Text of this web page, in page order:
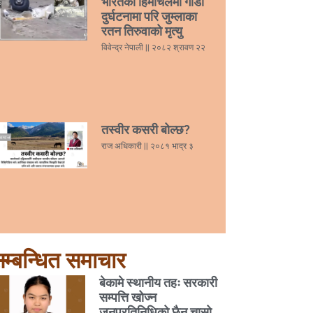
दुर्घटनामा परि जुम्लाका
रतन तिरुवाको मृत्यु
विवेन्द्र नेपाली २०८२ श्रावण २२
तस्वीर कसरी बोल्छ?
राज अधिकारी २०८१ भाद्र ३
समाचार
बेकामे स्थानीय तहः सरकारी
सम्पत्ति खोज्न